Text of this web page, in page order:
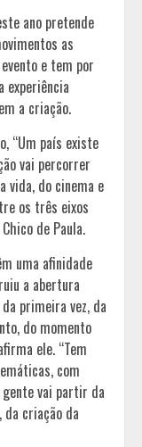
ano pretende
as
e tem por
experiência
a criação.
“Um país existe
vai percorrer
vida, do cinema e
os três eixos
de Paula.
uma afinidade
a abertura
primeira vez, da
do momento
ele. “Tem
com
gente vai partir da
da criação da